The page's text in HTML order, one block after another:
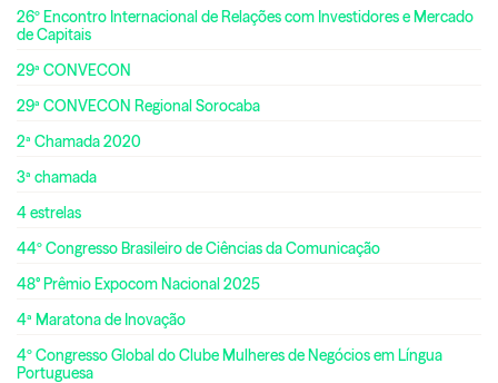
26º Encontro Internacional de Relações com Investidores e Mercado
de Capitais
29ª CONVECON
29ª CONVECON Regional Sorocaba
2ª Chamada 2020
3ª chamada
4 estrelas
44º Congresso Brasileiro de Ciências da Comunicação
48° Prêmio Expocom Nacional 2025
4ª Maratona de Inovação
4º Congresso Global do Clube Mulheres de Negócios em Língua
Portuguesa